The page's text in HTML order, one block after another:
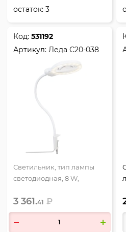
остаток:3
Код:531192
Артикул:Леда С20-038
Светильник, тип лампы
светодиодная, 8 W,
лупой, Трансвит, Леда
С20-038
3 361.41 ₽